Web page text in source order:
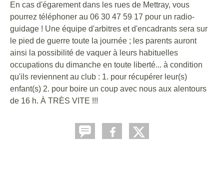
En cas d'égarement dans les rues de Mettray, vous
pourrez téléphoner au 06 30 47 59 17 pour un radio-
guidage ! Une équipe d'arbitres et d'encadrants sera sur
le pied de guerre toute la journée ; les parents auront
ainsi la possibilité de vaquer à leurs habituelles
occupations du dimanche en toute liberté... à condition
qu'ils reviennent au club : 1. pour récupérer leur(s)
enfant(s) 2. pour boire un coup avec nous aux alentours
de 16 h. À TRÈS VITE !!!